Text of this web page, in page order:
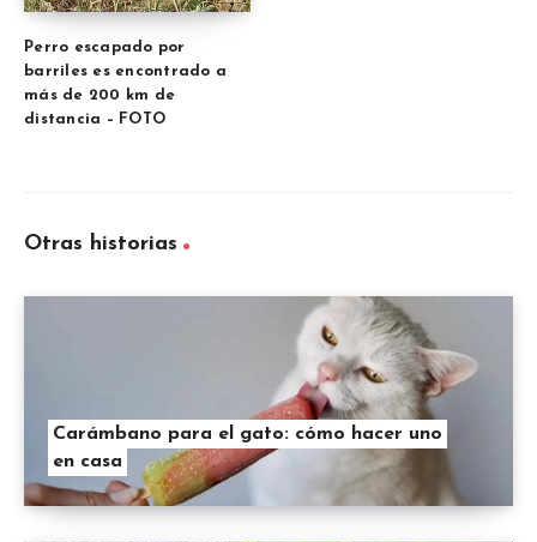
Perro escapado por
barriles es encontrado a
más de 200 km de
distancia – FOTO
Otras historias
Carámbano para el gato: cómo hacer uno
en casa